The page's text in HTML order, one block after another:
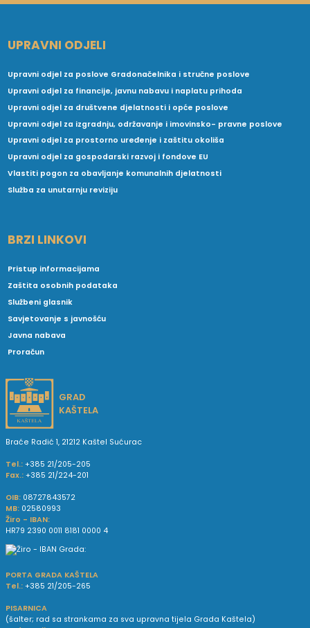
UPRAVNI ODJELI
Upravni odjel za poslove Gradonačelnika i stručne poslove
Upravni odjel za financije, javnu nabavu i naplatu prihoda
Upravni odjel za društvene djelatnosti i opće poslove
Upravni odjel za izgradnju, održavanje i imovinsko- pravne poslove
Upravni odjel za prostorno uređenje i zaštitu okoliša
Upravni odjel za gospodarski razvoj i fondove EU
Vlastiti pogon za obavljanje komunalnih djelatnosti
Služba za unutarnju reviziju
BRZI LINKOVI
Pristup informacijama
Zaštita osobnih podataka
Službeni glasnik
Savjetovanje s javnošću
Javna nabava
Proračun
GRAD
KAŠTELA
Braće Radić 1, 21212 Kaštel Sućurac
Tel.: +385 21/205-205
Fax.: +385 21/224-201
OIB: 08727843572
MB: 02580993
Žiro - IBAN:
HR79 2390 0011 8181 0000 4
PORTA GRADA KAŠTELA
Tel.: +385 21/205-265
PISARNICA
(šalter; rad sa strankama za sva upravna tijela Grada Kaštela)